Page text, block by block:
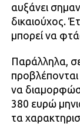
αυξάνει
δικαιούχος.
μπορεί να
Παράλληλα,
να
380 ευρώ
τα